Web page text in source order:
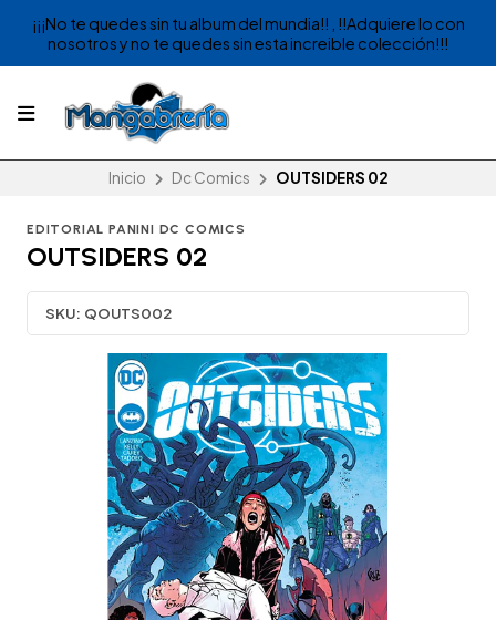
¡¡¡No te quedes sin tu album del mundia!! , !!Adquiere lo con
nosotros y no te quedes sin esta increible colección!!!
Inicio Dc Comics OUTSIDERS 02
EDITORIAL PANINI DC COMICS
OUTSIDERS 02
SKU: QOUTS002